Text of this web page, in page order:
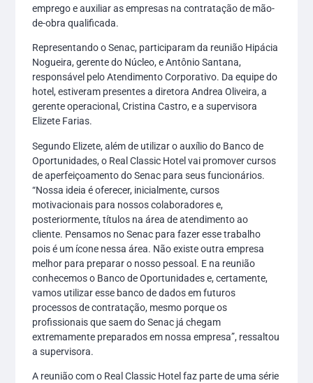
emprego e auxiliar as empresas na contratação de mão-
de-obra qualificada.
Representando o Senac, participaram da reunião Hipácia
Nogueira, gerente do Núcleo, e Antônio Santana,
responsável pelo Atendimento Corporativo. Da equipe do
hotel, estiveram presentes a diretora Andrea Oliveira, a
gerente operacional, Cristina Castro, e a supervisora
Elizete Farias.
Segundo Elizete, além de utilizar o auxílio do Banco de
Oportunidades, o Real Classic Hotel vai promover cursos
de aperfeiçoamento do Senac para seus funcionários.
“Nossa ideia é oferecer, inicialmente, cursos
motivacionais para nossos colaboradores e,
posteriormente, títulos na área de atendimento ao
cliente. Pensamos no Senac para fazer esse trabalho
pois é um ícone nessa área. Não existe outra empresa
melhor para preparar o nosso pessoal. E na reunião
conhecemos o Banco de Oportunidades e, certamente,
vamos utilizar esse banco de dados em futuros
processos de contratação, mesmo porque os
profissionais que saem do Senac já chegam
extremamente preparados em nossa empresa”, ressaltou
a supervisora.
A reunião com o Real Classic Hotel faz parte de uma série